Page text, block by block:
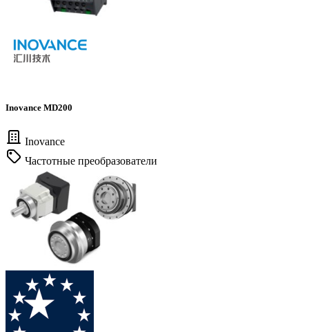
Inovance MD200
Inovance
Частотные преобразователи